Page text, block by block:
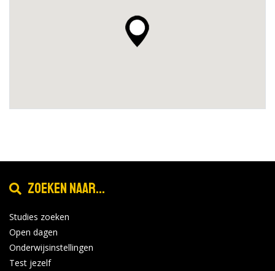
Zoeken naar...
Studies zoeken
Open dagen
Onderwijsinstellingen
Test jezelf